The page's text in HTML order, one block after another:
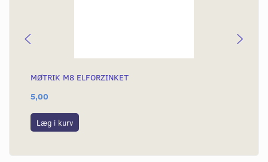
MØTRIK M8 ELFORZINKET
5,00
Læg i kurv